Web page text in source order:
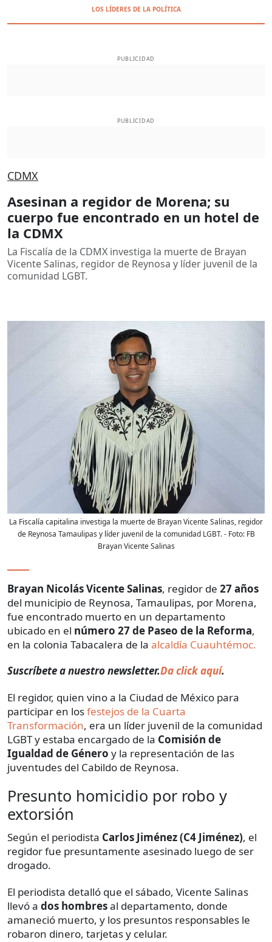
LOS LÍDERES DE LA POLÍTICA
PUBLICIDAD
PUBLICIDAD
CDMX
Asesinan a regidor de Morena; su
cuerpo fue encontrado en un hotel de
la CDMX
La Fiscalía de la CDMX investiga la muerte de Brayan
Vicente Salinas, regidor de Reynosa y líder juvenil de la
comunidad LGBT.
La Fiscalía capitalina investiga la muerte de Brayan Vicente Salinas, regidor
de Reynosa Tamaulipas y líder juvenil de la comunidad LGBT.- Foto: FB
Brayan Vicente Salinas
Brayan Nicolás Vicente Salinas, regidor de 27 años
del municipio de Reynosa, Tamaulipas, por Morena,
fue encontrado muerto en un departamento
ubicado en el número 27 de Paseo de la Reforma,
en la colonia Tabacalera de la alcaldía Cuauhtémoc.
Suscríbete a nuestro newsletter.Da click aquí.
El regidor, quien vino a la Ciudad de México para
participar en losfestejos de la Cuarta
Transformación, era un líder juvenil de la comunidad
LGBT y estaba encargado de la Comisión de
Igualdad de Género y la representación de las
juventudes del Cabildo de Reynosa.
Presunto homicidio por robo y
extorsión
Según el periodista Carlos Jiménez (C4 Jiménez), el
regidor fue presuntamente asesinado luego de ser
drogado.
El periodista detalló que el sábado, Vicente Salinas
llevó a dos hombresal departamento, donde
amaneció muerto, y los presuntos responsables le
robaron dinero, tarjetas y celular.